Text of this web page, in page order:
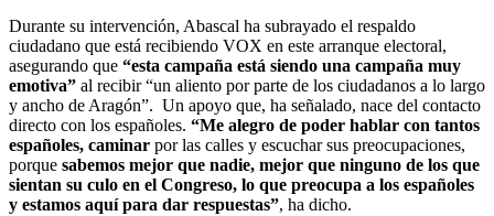
Durante su intervención, Abascal ha subrayado el respaldo
ciudadano que está recibiendo VOX en este arranque electoral,
asegurando que “esta campaña está siendo una campaña muy
emotiva” al recibir “un aliento por parte de los ciudadanos a lo largo
y ancho de Aragón”. Un apoyo que, ha señalado, nace del contacto
directo con los españoles. “Me alegro de poder hablar con tantos
españoles, caminar por las calles y escuchar sus preocupaciones,
porque sabemos mejor que nadie, mejor que ninguno de los que
sientan su culo en el Congreso, lo que preocupa a los españoles
y estamos aquí para dar respuestas”, ha dicho.